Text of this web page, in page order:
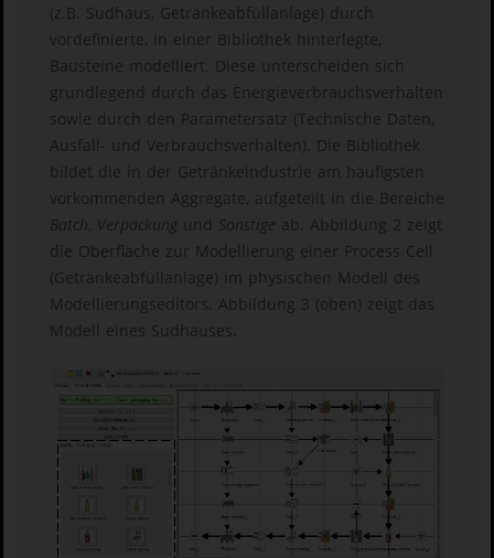
(z.B. Sudhaus, Getränkeabfüllanlage) durch
vordefinierte, in einer Bibliothek hinterlegte,
Bausteine modelliert. Diese unterscheiden sich
grundlegend durch das Energieverbrauchsverhalten
sowie durch den Parametersatz (Technische Daten,
Ausfall- und Verbrauchsverhalten). Die Bibliothek
bildet die in der Getränkeindustrie am häufigsten
vorkommenden Aggregate, aufgeteilt in die Bereiche
Batch, Verpackung und Sonstige ab. Abbildung 2 zeigt
die Oberfläche zur Modellierung einer Process Cell
(Getränkeabfüllanlage) im physischen Modell des
Modellierungseditors. Abbildung 3 (oben) zeigt das
Modell eines Sudhauses.